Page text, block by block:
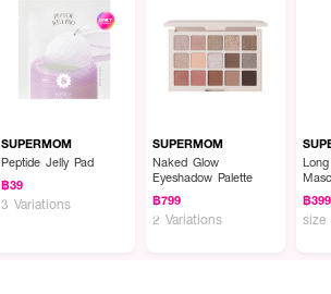
SUPERMOM
Peptide Jelly Pad
฿39
3 Variations
SUPERMOM
Naked Glow
Eyeshadow Palette
฿799
2 Variations
฿399
size